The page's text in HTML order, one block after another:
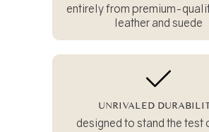
entirely from premium-
leather and suede
UNRIVALED
designed to stand the test